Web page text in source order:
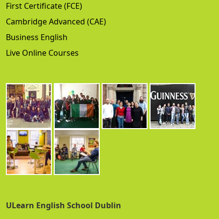
First Certificate (FCE)
Cambridge Advanced (CAE)
Business English
Live Online Courses
ULearn English School Dublin